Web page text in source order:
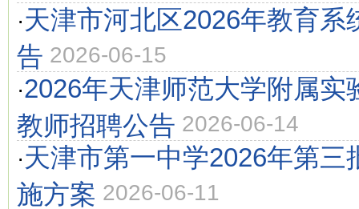
·天津市河北区2026年教育系
告 2026-06-15
·2026年天津师范大学附属实
教师招聘公告 2026-06-14
·天津市第一中学2026年第三
施方案 2026-06-11